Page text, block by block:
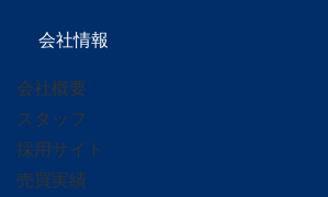
会社情報
会社概要
スタッフ
採用サイト
売買実績